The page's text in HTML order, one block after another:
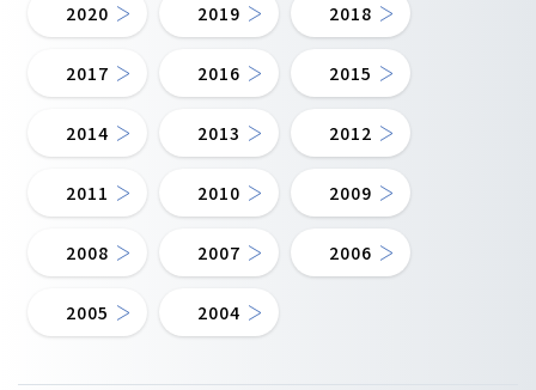
2020 2019 2018
2017 2016 2015
2014 2013 2012
2011 2010 2009
2008 2007 2006
2005 2004